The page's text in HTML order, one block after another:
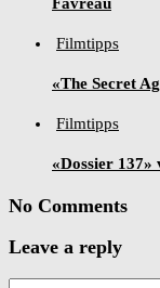
Filmtipps
«The Secret
Filmtipps
«Dossier
No Comments
Leave a reply